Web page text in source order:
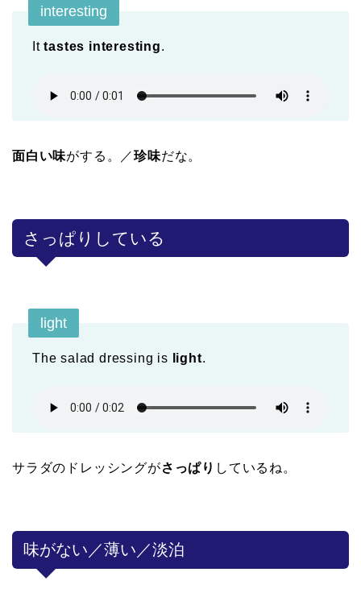
interesting
Ittastes interesting.
面白い味がする。／珍味だな。
さっぱりしている
light
The salad dressing is light.
サラダのドレッシングがさっぱり しているね。
味がない／薄い／淡泊